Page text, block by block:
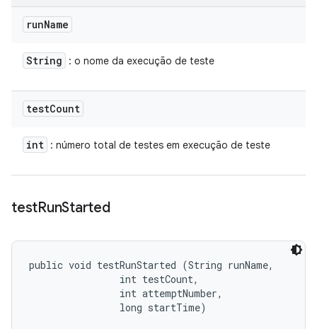
runName
String : o nome da execução de teste
testCount
int : número total de testes em execução de teste
testRunStarted
public void testRunStarted (String runName,
                int testCount,
                int attemptNumber,
                long startTime)